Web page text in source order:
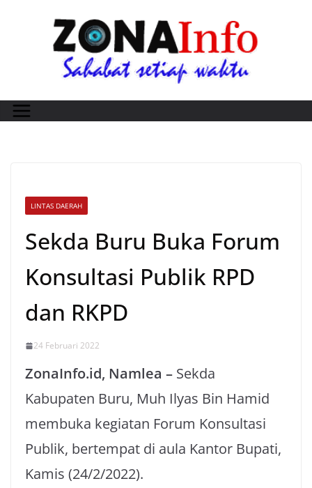
LINTAS DAERAH
Sekda Buru Buka Forum
Konsultasi Publik RPD
dan RKPD
24 Februari 2022
ZonaInfo.id, Namlea – Sekda
Kabupaten Buru, Muh Ilyas Bin Hamid
membuka kegiatan Forum Konsultasi
Publik, bertempat di aula Kantor Bupati,
Kamis (24/2/2022).